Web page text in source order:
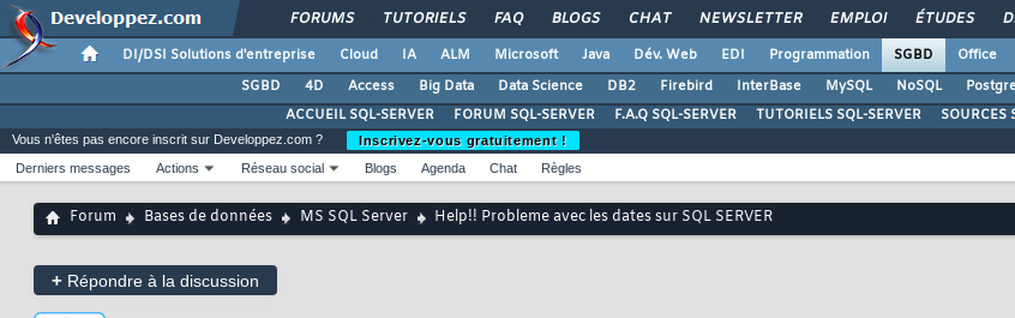
FORUMS TUTORIELS FAQ BLOGS CHAT NEWSLETTER EMPLOI ÉTUDES
DI/DSI Solutions d'entreprise Cloud IA ALM Microsoft Java Dév. Web EDI Programmation SGBD Office
SGBD
4D Access Big Data Data Science DB2 Firebird InterBase MySQL NoSQL
ACCUEIL SQL-SERVER
FORUM SQL-SERVER F.A.Q SQL-SERVER TUTORIELS SQL-SERVER SOURCES
Vous n'êtes pas encore inscrit sur Developpez.com ?
Inscrivez-vous gratuitement !
Derniers messages
Actions Réseau social Blogs Agenda Chat Règles
Forum Bases de données MS SQL Server Help!! Probleme avec les dates sur SQL SERVER
+ Répondre à la discussion